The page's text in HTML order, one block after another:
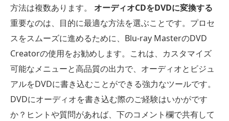
方法は複数あります。 オーディオCDをDVDに変換する
重要なのは、目的に最適な方法を選ぶことです。プロセ
スをスムーズに進めるために、Blu-ray MasterのDVD
Creatorの使用をお勧めします。これは、カスタマイズ
可能なメニューと高品質の出力で、オーディオとビジュ
アルをDVDに書き込むことができる強力なツールです。
DVDにオーディオを書き込む際のご経験はいかがです
か？ヒントや質問があれば、下のコメント欄で共有して